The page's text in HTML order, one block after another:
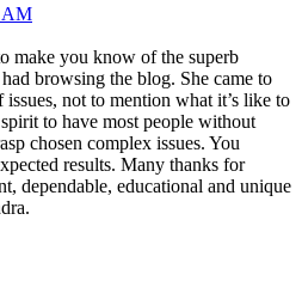
AM
make you know of the superb
browsing the blog. She came to
issues, not to mention what it’s like to
to have most people without
chosen complex issues. You
results. Many thanks for
dependable, educational and unique